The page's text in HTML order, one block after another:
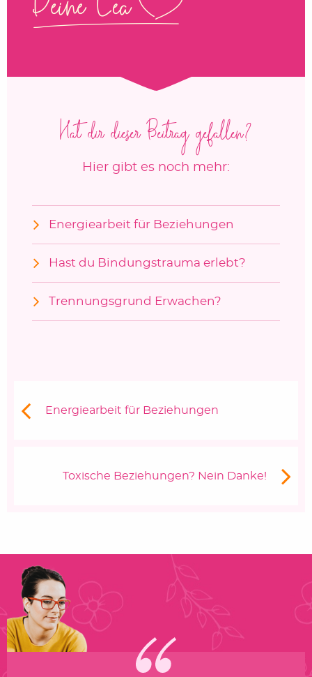
Hat dir dieser Beitrag gefallen?
Hier gibt es noch mehr:
Energiearbeit für Beziehungen
Hast du Bindungstrauma erlebt?
Trennungsgrund Erwachen?
Vorheriger Beitrag:
Energiearbeit für Beziehungen
Nächster Beitrag
Toxische Beziehungen? Nein Danke!